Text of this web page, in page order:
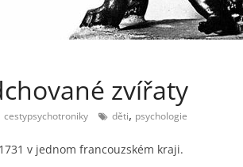
zvířaty
cestypsychotroniky děti, psychologie
v jednom francouzském kraji.